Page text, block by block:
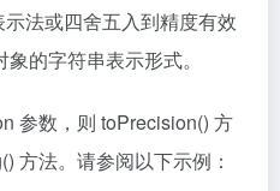
法或四舍五入到精度有效
的字符串表示形式。
参数，则 toPrecision() 方
方法。请参阅以下示例：